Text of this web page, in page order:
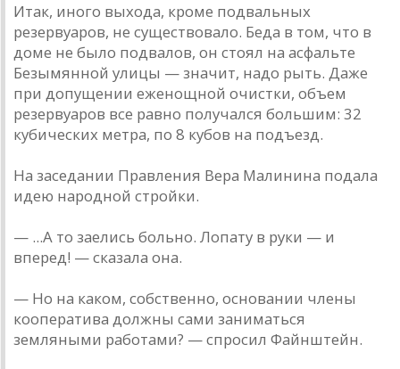
Итак, иного выхода, кроме подвальных
резервуаров, не существовало. Беда в том, что в
доме не было подвалов, он стоял на асфальте
Безымянной улицы — значит, надо рыть. Даже
при допущении еженощной очистки, объем
резервуаров все равно получался большим: 32
кубических метра, по 8 кубов на подъезд.
На заседании Правления Вера Малинина подала
идею народной стройки.
— ...А то заелись больно. Лопату в руки — и
вперед! — сказала она.
— Но на каком, собственно, основании члены
кооператива должны сами заниматься
земляными работами? — спросил Файнштейн.